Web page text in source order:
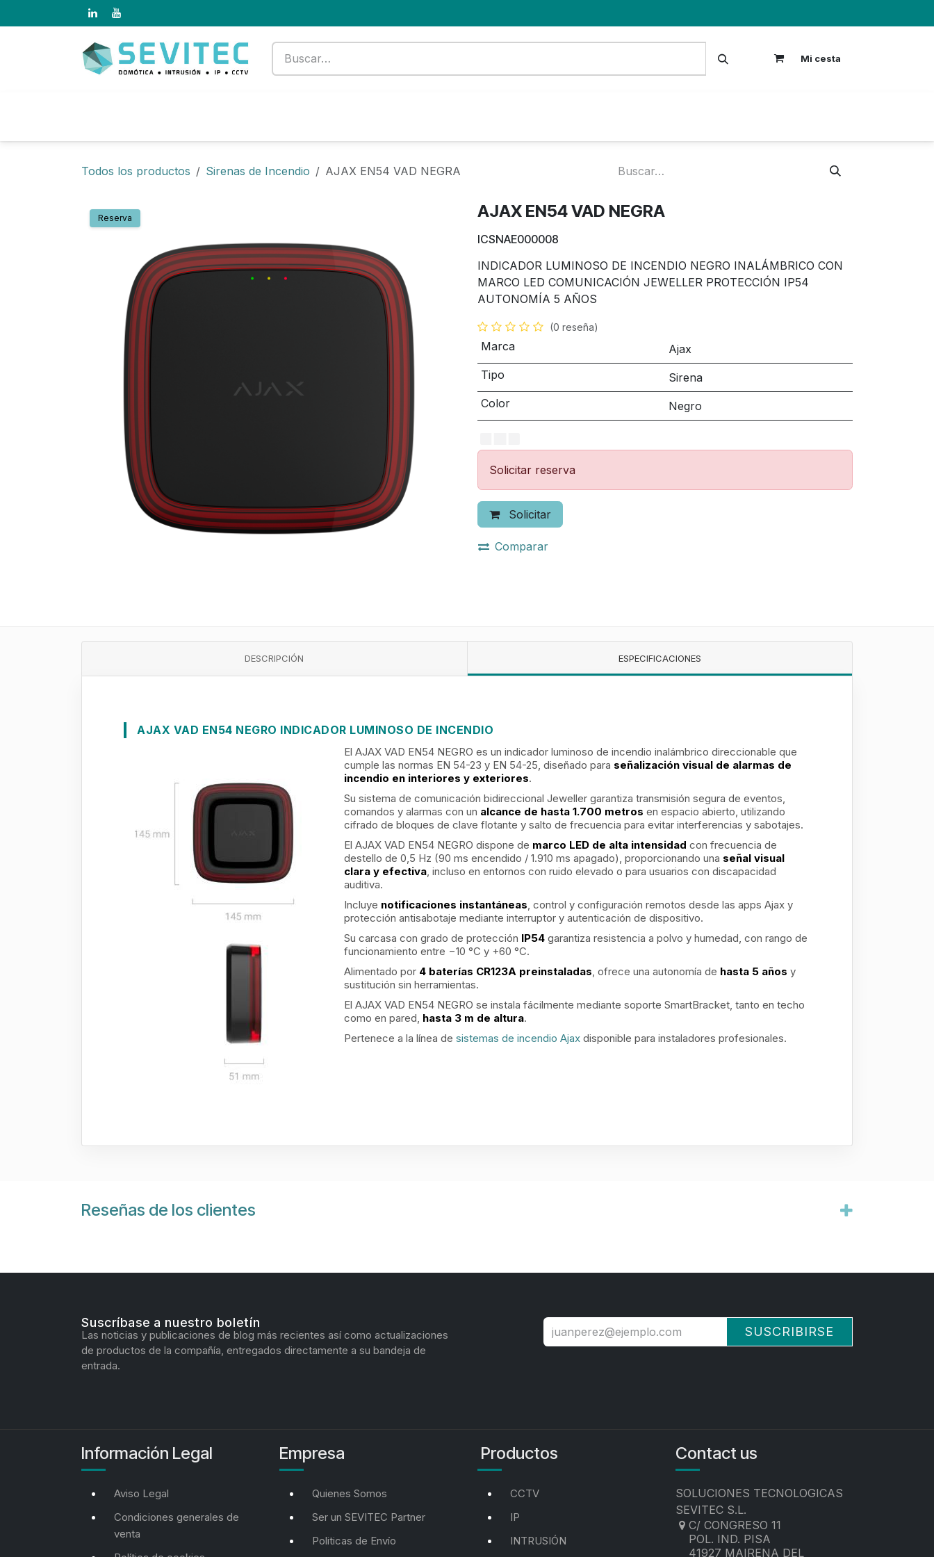
Mi cesta
Todos los productos Sirenas de Incendio AJAX EN54 VAD NEGRA
Reserva AJAX EN54 VAD NEGRA
ICSNAE000008
INDICADOR LUMINOSO DE INCENDIO NEGRO INALÁMBRICO CON
MARCO LED COMUNICACIÓN JEWELLER PROTECCIÓN IP54
AUTONOMÍA 5 AÑOS
(0 reseña)
Marca
Ajax
Tipo
Sirena
Color
Negro
Solicitar reserva
Solicitar
Comparar
DESCRIPCIÓN ESPECIFICACIONES
AJAX VAD EN54 NEGRO INDICADOR LUMINOSO DE INCENDIO
El AJAX VAD EN54 NEGRO es un indicador luminoso de incendio inalámbrico direccionable que
cumple las normas EN 54-23 y EN 54-25, diseñado para señalización visual de alarmas de
incendio en interiores y exteriores.
Su sistema de comunicación bidireccional Jeweller garantiza transmisión segura de eventos,
comandos y alarmas con un alcance de hasta 1.700 metros en espacio abierto, utilizando
cifrado de bloques de clave flotante y salto de frecuencia para evitar interferencias y sabotajes.
El AJAX VAD EN54 NEGRO dispone de marco LED de alta intensidad con frecuencia de
destello de 0,5 Hz (90 ms encendido / 1.910 ms apagado), proporcionando una señal visual
clara y efectiva, incluso en entornos con ruido elevado o para usuarios con discapacidad
auditiva.
Incluye notificaciones instantáneas, control y configuración remotos desde las apps Ajax y
protección antisabotaje mediante interruptor y autenticación de dispositivo.
Su carcasa con grado de protección IP54 garantiza resistencia a polvo y humedad, con rango de
funcionamiento entre −10 °C y +60 °C.
Alimentado por 4 baterías CR123A preinstaladas, ofrece una autonomía de hasta 5 años y
sustitución sin herramientas.
El AJAX VAD EN54 NEGRO se instala fácilmente mediante soporte SmartBracket, tanto en techo
como en pared, hasta 3 m de altura.
Pertenece a la línea de sistemas de incendio Ajax disponible para instaladores profesionales.
Reseñas de los clientes
Suscríbase a nuestro boletín
Las noticias y publicaciones de blog más recientes así como actualizaciones
de productos de la compañía, entregados directamente a su bandeja de
entrada.
SUSCRIBIRSE
Información Legal
Aviso Legal
Condiciones generales de
venta
Empresa
Quienes Somos
Ser un SEVITEC Partner
Politicas de Envío
Productos
CCTV
IP
INTRUSIÓN
Contact us
SOLUCIONES TECNOLOGICAS
SEVITEC S.L.
C/ CONGRESO 11
POL. IND. PISA
41927 MAIRENA DEL